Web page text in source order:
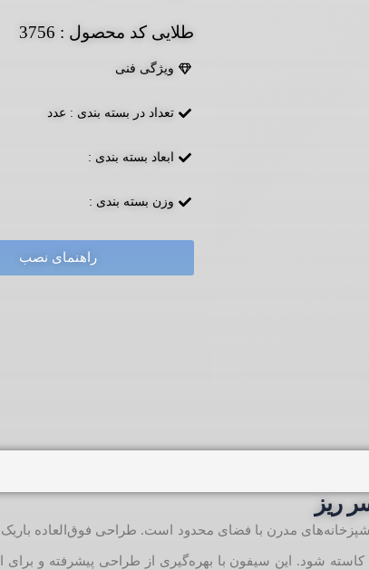
طلایی کد محصول : 3756
ویژگی فنی
تعداد در بسته بندی : عدد
ابعاد بسته بندی :
وزن بسته بندی :
راهنمای نصب
ریز
مدرن با فضای محدود است. طراحی فوق‌العاده
شود. این سیفون با بهره‌گیری از طراحی پیشرفته و برای